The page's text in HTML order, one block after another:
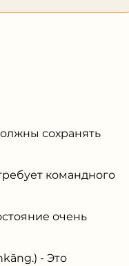
сохранять
командного
очень
- Это